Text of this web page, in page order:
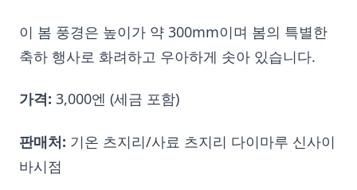
이 봄 풍경은 높이가 약 300mm이며 봄의 특별한
축하 행사로 화려하고 우아하게 솟아 있습니다.
가격: 3,000엔 (세금 포함)
판매처: 기온 츠지리/사료 츠지리 다이마루 신사이
바시점